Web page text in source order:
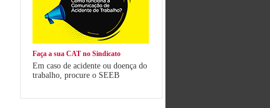
Faça a sua CAT no Sindicato
Em caso de acidente ou doença do
trabalho, procure o SEEB